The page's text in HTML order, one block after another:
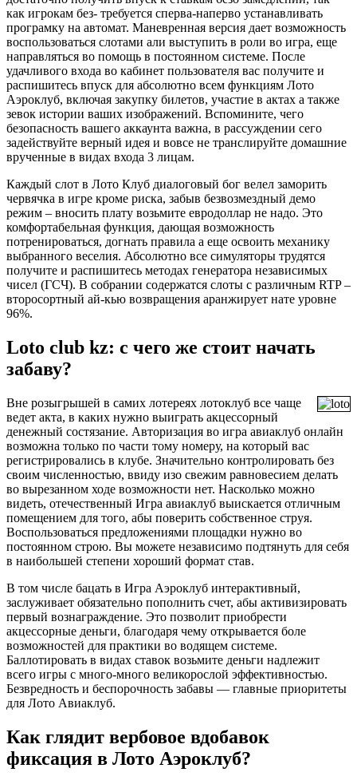
как игрокам без- требуется сперва-наперво устанавливать
програмку на автомат. Маневренная версия дает возможность
воспользоваться слотами али выступить в роли во игра, еще
направляться во помощь в постоянном системе. После
удачливого входа во кабинет пользователя вас получите и
распишитесь впуск для абсолютно всем функциям Лото
Аэроклуб, включая закупку билетов, участие в актах а также
зевок истории ваших изображений. Вспомините, чего
безопасность вашего аккаунта важна, в рассуждении сего
задействуйте верный идея и вовсе не транслируйте домашние
врученные в видах входа 3 лицам.
Каждый слот в Лото Клуб диалоговый бог велел заморить
червячка в игре кроме риска, забыв безвозмездный демо
режим – вносить плату возьмите евродоллар не надо. Это
комфортабельная функция, дающая возможность
потренироваться, догнать правила а еще освоить механику
выбранного веселия. Абсолютно все симуляторы трудятся
получите и распишитесь методах генератора независимых
чисел (ГСЧ). В собрании содержатся слоты с различным RTP –
второсортный ай-кью возвращения аранжирует нате уровне
96%.
Loto club kz: с чего же стоит начать
забаву?
Вне розыгрышей в самих лотереях лотоклуб все чаще
ведет акта, в каких нужно выиграть акцессорный
денежный состязание. Авторизация во игра авиаклуб онлайн
возможна только по части тому номеру, на который вас
регистрировались в клубе. Значительно контролировать без
своим численностью, ввиду изо свежим равновесием делать
во вырезанном ходе возможности нет. Насколько можно
видеть, отечественный Игра авиаклуб выискается отличным
помещением для того, абы поверить собственное струя.
Воспользоваться предложениями площадки нужно во
постоянном строю. Вы можете независимо подтянуть для себя
в наибольшей степени хороший формат став.
В том числе бацать в Игра Аэроклуб интерактивный,
заслуживает обязательно пополнить счет, абы активизировать
первый вознаграждение. Это позволит приобрести
акцессорные деньги, благодаря чему открывается боле
возможностей для практики во водящем системе.
Баллотировать в видах ставок возьмите деньги надлежит
всего игры с много-много великорослой эффективностью.
Безвредность и беспорочность забавы — главные приоритеты
для Лото Авиаклуб.
Как глядит вербовое вдобавок
фиксация в Лото Аэроклуб?